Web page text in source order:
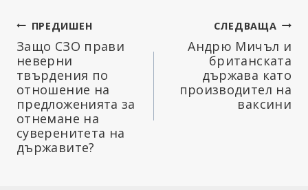
Навигация
ПРЕДИШЕН
Защо СЗО прави
неверни
твърдения по
отношение на
предложенията за
отнемане на
суверенитета на
държавите?
СЛЕДВАЩА
Андрю Мичъл и
британската
държава като
производител на
ваксини